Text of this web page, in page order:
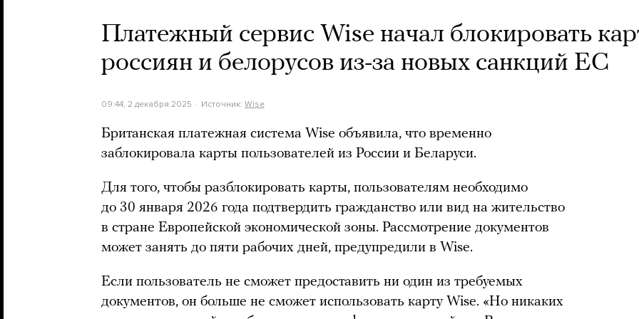
Платежный сервис Wise начал блокировать
россиян и белорусов из-за новых санкций ЕС
09:44, 2 декабря 2025 Источник: Wise
Британская платежная система Wise объявила, что временно
заблокировала карты пользователей из России и Беларуси.
Для того, чтобы разблокировать карты, пользователям необходимо
до 30 января 2026 года подтвердить гражданство или вид на жительство
в стране Европейской экономической зоны. Рассмотрение документов
может занять до пяти рабочих дней, предупредили в Wise.
Если пользователь не сможет предоставить ни один из требуемых
документов, он больше не сможет использовать карту Wise. «Но никаких